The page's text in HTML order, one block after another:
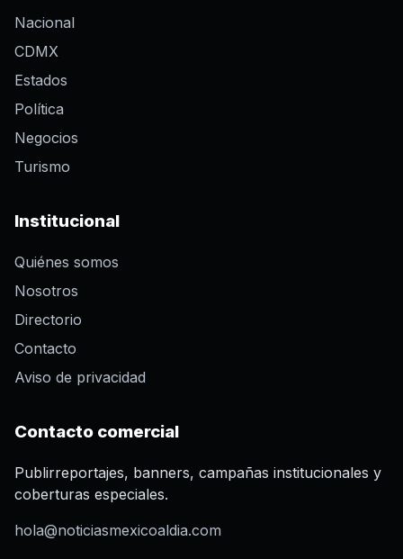
Nacional
CDMX
Estados
Política
Negocios
Turismo
Institucional
Quiénes somos
Nosotros
Directorio
Contacto
Aviso de privacidad
Contacto comercial
Publirreportajes, banners, campañas institucionales y
coberturas especiales.
hola@noticiasmexicoaldia.com